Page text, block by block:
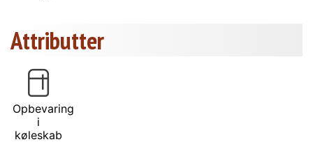
Attributter
Opbevaring
i
køleskab